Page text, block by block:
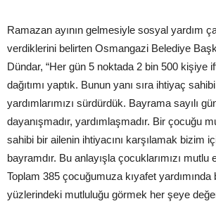
Ramazan ayının gelmesiyle sosyal yardım
verdiklerini belirten Osmangazi Belediye
Dündar, “Her gün 5 noktada 2 bin 500 kişiye
dağıtımı yaptık. Bunun yanı sıra ihtiyaç
yardımlarımızı sürdürdük. Bayrama sayılı
dayanışmadır, yardımlaşmadır. Bir çocuğu
sahibi bir ailenin ihtiyacını karşılamak bizim
bayramdır. Bu anlayışla çocuklarımızı mutlu
Toplam 385 çocuğumuza kıyafet yardımında
yüzlerindeki mutluluğu görmek her şeye